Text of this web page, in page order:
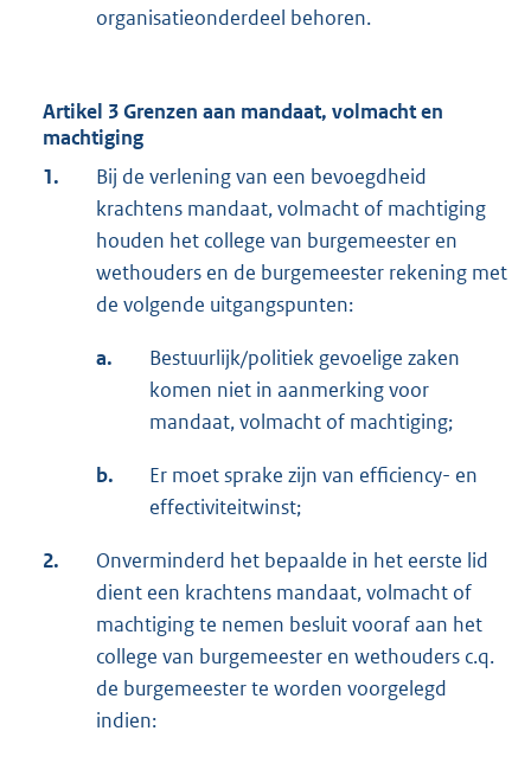
organisatieonderdeel behoren.
Artikel 3 Grenzen aan mandaat, volmacht en
machtiging
1.
Bij de verlening van een bevoegdheid
krachtens mandaat, volmacht of machtiging
houden het college van burgemeester en
wethouders en de burgemeester rekening met
de volgende uitgangspunten:
a.
Bestuurlijk/politiek gevoelige zaken
komen niet in aanmerking voor
mandaat, volmacht of machtiging;
b.
Er moet sprake zijn van efficiency- en
effectiviteitwinst;
2.
Onverminderd het bepaalde in het eerste lid
dient een krachtens mandaat, volmacht of
machtiging te nemen besluit vooraf aan het
college van burgemeester en wethouders c.q.
de burgemeester te worden voorgelegd
indien: